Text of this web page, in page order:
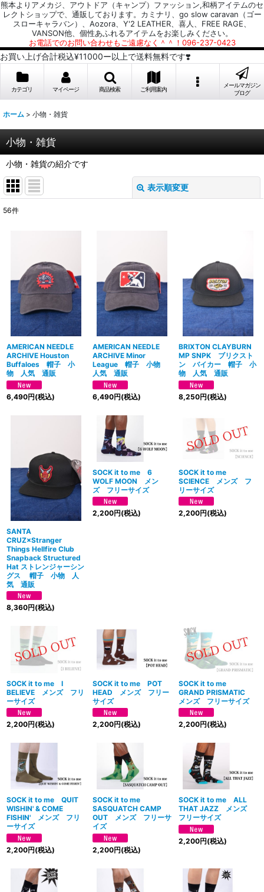
熊本よりアメカジ、アウトドア（キャンプ）ファッション,和柄アイテムのセ
レクトショップで、通販しております。カミナリ、go slow caravan（ゴー
スローキャラバン）、Aozora、Y'2 LEATHER、喜人、FREE RAGE、
VANSON他、個性あふれるアイテムをお楽しみください。
お電話でのお問い合わせもご遠慮なく＾＾！096-237-0423
お買い上げ合計税込¥11000ー以上で送料無料です❣️
カテゴリ マイページ 商品検索 ご利用案内
メールマガジン
ブログ
ホーム > 小物・雑貨
小物・雑貨
小物・雑貨の紹介です
表示順変更
絞り込む
56件
AMERICAN NEEDLE
ARCHIVE Houston
Buffaloes 帽子 小
物 人気 通販
6,490円(税込)
AMERICAN NEEDLE
ARCHIVE Minor
League 帽子 小物
人気 通販
6,490円(税込)
BRIXTON CLAYBURN
MP SNPK ブリクスト
ン バイカー 帽子 小
物 人気 通販
8,250円(税込)
SANTA
CRUZ×Stranger
Things Hellfire Club
Snapback Structured
Hat ストレンジャーシン
グス 帽子 小物 人
気 通販
8,360円(税込)
SOCK it to me 6
WOLF MOON メン
ズ フリーサイズ
2,200円(税込)
SOCK it to me
SCIENCE メンズ フ
リーサイズ
2,200円(税込)
SOCK it to me I
BELIEVE メンズ フリ
ーサイズ
2,200円(税込)
SOCK it to me POT
HEAD メンズ フリー
サイズ
2,200円(税込)
SOCK it to me
GRAND PRISMATIC
メンズ フリーサイズ
2,200円(税込)
SOCK it to me QUIT
WISHIN' & COME
FISHIN' メンズ フリ
ーサイズ
2,200円(税込)
SOCK it to me
SASQUATCH CAMP
OUT メンズ フリーサ
イズ
2,200円(税込)
SOCK it to me ALL
THAT JAZZ メンズ
フリーサイズ
2,200円(税込)